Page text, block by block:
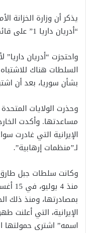
يذكر أن وزارة الخزانة
“أدريان داريا 1” على قائمتها السوداء.
واحتجزت “أدريان
السلطات هناك
بشأن سوريا، بعد أن
وحذرت الولايات
مساعدتها. وأكدت
الإيرانية التي غادرت
لـ”منظمات إرهابية”.
وكانت سلطات جبل طارق
منذ
بمصادرتها، ومنذ ذلك
الإيرانية، التي أعلنت
اسمه” اشترى حمولتها